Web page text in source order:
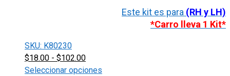
Este kit es para (RH y LH)
*Carro lleva 1 Kit*
SKU: K80230
$18.00 - $102.00
Seleccionar opciones